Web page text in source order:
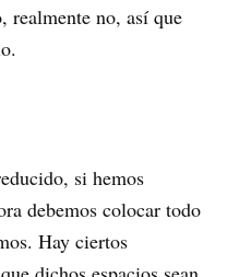
realmente no, así que
si hemos
debemos colocar todo
Hay ciertos